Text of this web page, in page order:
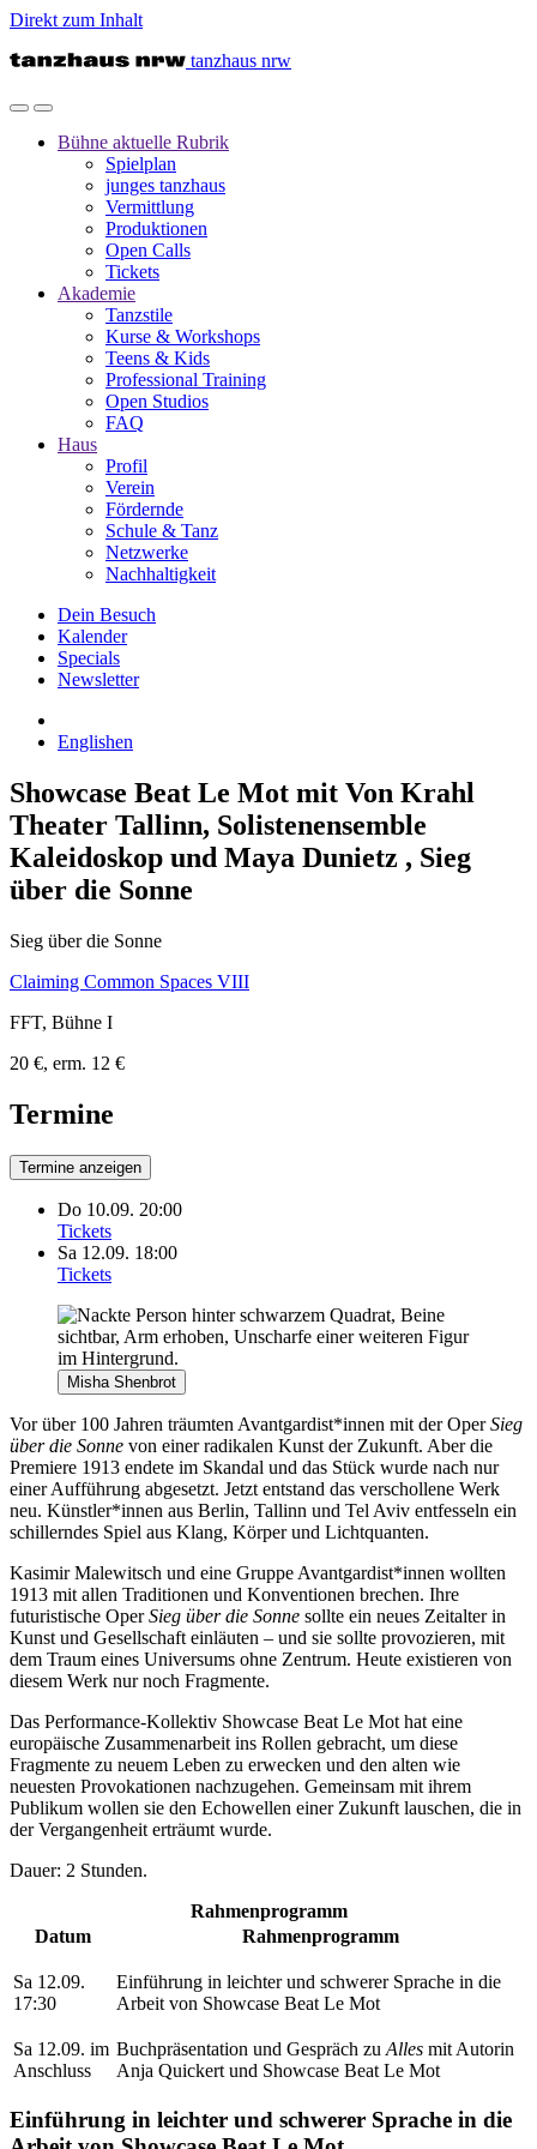
Direkt zum Inhalt
tanzhaus nrw
Bühne aktuelle Rubrik
Spielplan
junges tanzhaus
Vermittlung
Produktionen
Open Calls
Tickets
Akademie
Tanzstile
Kurse & Workshops
Teens & Kids
Professional Training
Open Studios
FAQ
Haus
Profil
Verein
Fördernde
Schule & Tanz
Netzwerke
Nachhaltigkeit
Dein Besuch
Kalender
Specials
Newsletter
Englishen
Showcase Beat Le Mot mit Von Krahl
Theater Tallinn, Solistenensemble
Kaleidoskop und Maya Dunietz , Sieg
über die Sonne
Sieg über die Sonne
Claiming Common Spaces VIII
FFT, Bühne I
20 €, erm. 12 €
Termine
Termine anzeigen
Do 10.09. 20:00
Tickets
Sa 12.09. 18:00
Tickets
Misha Shenbrot
Vor über 100 Jahren träumten Avantgardist*innen mit der OperSieg
über die Sonne von einer radikalen Kunst der Zukunft. Aber die
Premiere 1913 endete im Skandal und das Stück wurde nach nur
einer Aufführung abgesetzt. Jetzt entstand das verschollene Werk
neu. Künstler*innen aus Berlin, Tallinn und Tel Aviv entfesseln ein
schillerndes Spiel aus Klang, Körper und Lichtquanten.
Kasimir Malewitsch und eine Gruppe Avantgardist*innen wollten
1913 mit allen Traditionen und Konventionen brechen. Ihre
futuristische OperSieg über die Sonne sollte ein neues Zeitalter in
Kunst und Gesellschaft einläuten – und sie sollte provozieren, mit
dem Traum eines Universums ohne Zentrum. Heute existieren von
diesem Werk nur noch Fragmente.
Das Performance-Kollektiv Showcase Beat Le Mot hat eine
europäische Zusammenarbeit ins Rollen gebracht, um diese
Fragmente zu neuem Leben zu erwecken und den alten wie
neuesten Provokationen nachzugehen. Gemeinsam mit ihrem
Publikum wollen sie den Echowellen einer Zukunft lauschen, die in
der Vergangenheit erträumt wurde.
Dauer: 2 Stunden.
Rahmenprogramm
Datum
Rahmenprogramm
Sa 12.09.
17:30
Einführung in leichter und schwerer Sprache in die
Arbeit von Showcase Beat Le Mot
Sa 12.09. im
Anschluss
Buchpräsentation und Gespräch zu Alles mit Autorin
Anja Quickert und Showcase Beat Le Mot
Einführung in leichter und schwerer Sprache in die